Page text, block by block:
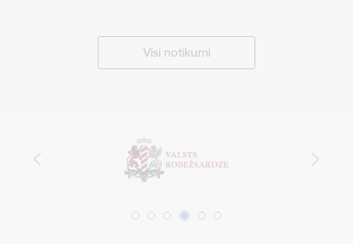
Visi notikumi